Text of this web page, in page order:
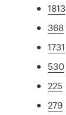
1813
368
1731
530
225
279